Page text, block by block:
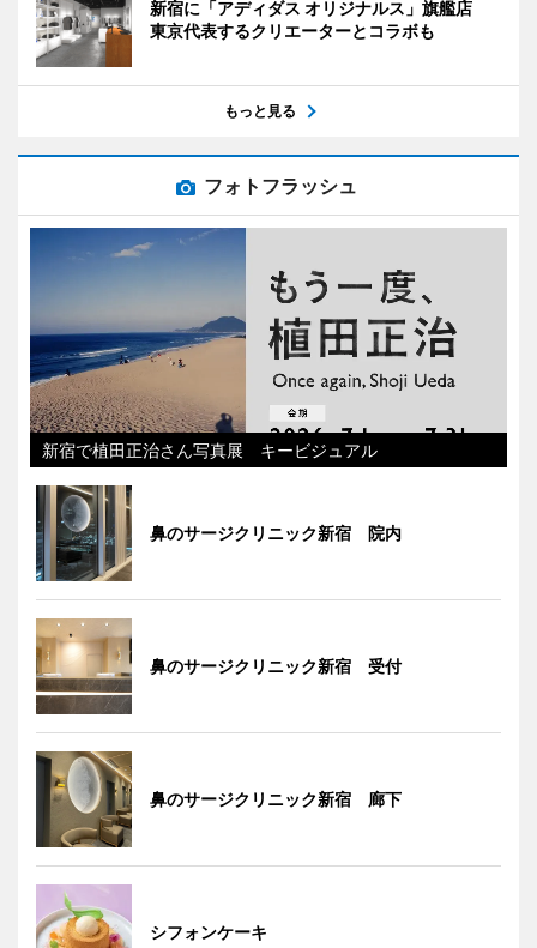
新宿に「アディダス オリジナルス」旗艦店
東京代表するクリエーターとコラボも
もっと見る
フォトフラッシュ
新宿で植田正治さん写真展 キービジュアル
鼻のサージクリニック新宿 院内
鼻のサージクリニック新宿 受付
鼻のサージクリニック新宿 廊下
シフォンケーキ